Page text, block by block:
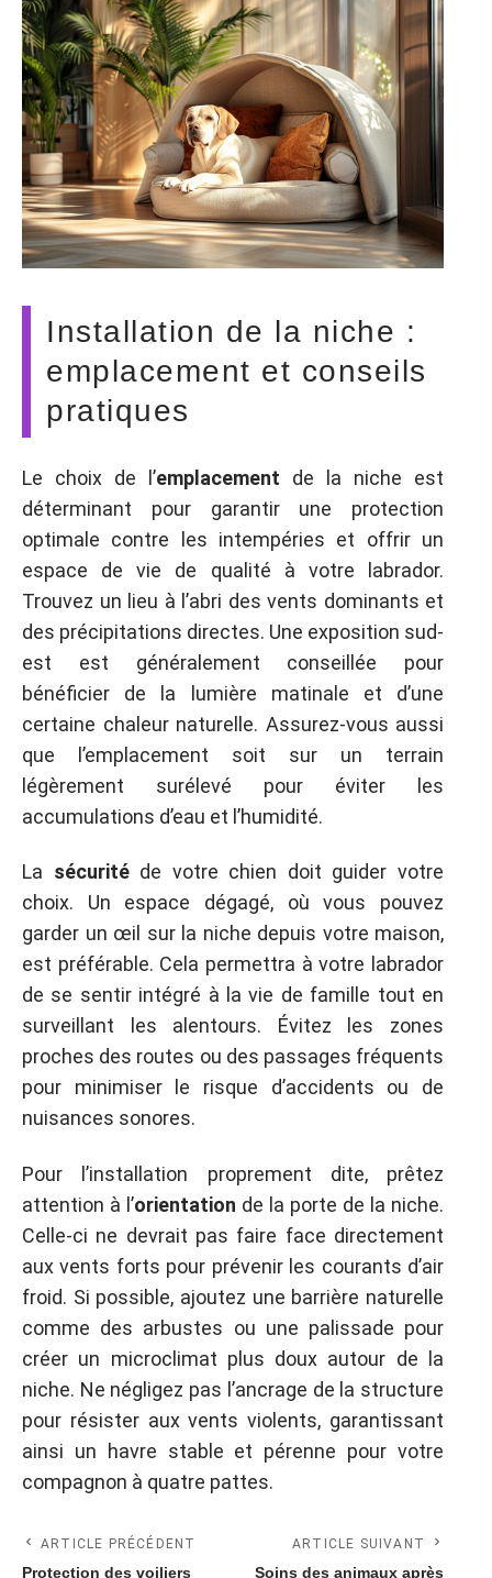
Installation de la niche :
emplacement et conseils
pratiques
Le choix de l’emplacement de la niche est
déterminant pour garantir une protection
optimale contre les intempéries et offrir un
espace de vie de qualité à votre labrador.
Trouvez un lieu à l’abri des vents dominants et
des précipitations directes. Une exposition sud-
est est généralement conseillée pour
bénéficier de la lumière matinale et d’une
certaine chaleur naturelle. Assurez-vous aussi
que l’emplacement soit sur un terrain
légèrement surélevé pour éviter les
accumulations d’eau et l’humidité.
La sécuritéde votre chien doit guider votre
choix. Un espace dégagé, où vous pouvez
garder un œil sur la niche depuis votre maison,
est préférable. Cela permettra à votre labrador
de se sentir intégré à la vie de famille tout en
surveillant les alentours. Évitez les zones
proches des routes ou des passages fréquents
pour minimiser le risque d’accidents ou de
nuisances sonores.
Pour l’installation proprement dite, prêtez
attention à l’orientation de la porte de la niche.
Celle-ci ne devrait pas faire face directement
aux vents forts pour prévenir les courants d’air
froid. Si possible, ajoutez une barrière naturelle
comme des arbustes ou une palissade pour
créer un microclimat plus doux autour de la
niche. Ne négligez pas l’ancrage de la structure
pour résister aux vents violents, garantissant
ainsi un havre stable et pérenne pour votre
compagnon à quatre pattes.
ARTICLE PRÉCÉDENT
Protection des voiliers
ARTICLE SUIVANT
Soins des animaux après